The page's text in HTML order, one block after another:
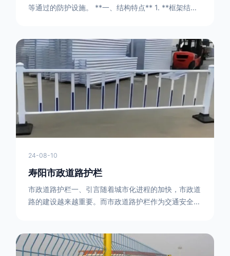
等通过的防护设施。 **一、结构特点** 1. **框架结构
方形的框架组合。这些框架相互连接，形成一个稳定的
结构，能够承受一定的冲击力。例如，在一些临时交通
管制的现场，三角形框架的拒马护栏可以很方便地拼接
在一起，像一个个小的三角锥形状的结构单
24-08-10
寿阳市政道路护栏
市政道路护栏一、引言随着城市化进程的加快，市政道
路的建设越来越重要。而市政道路护栏作为交通安全的
的功能防护功能：市政道路护栏的主要功能是防止车辆
失控，保护行人安全。它可以有效地阻止因驾驶员疏忽